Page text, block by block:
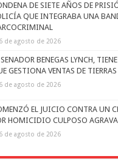
DE SIETE AÑOS DE
QUE INTEGRABA UNA
6 de agosto de 2026
SENADOR BENEGAS LYNCH,
GESTIONA VENTAS DE TIERRAS
6 de agosto de 2026
EL JUICIO CONTRA UN
HOMICIDIO CULPOSO
6 de agosto de 2026